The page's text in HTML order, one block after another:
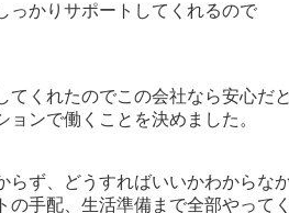
っかりサポートしてくれるので
てくれたのでこの会社なら安心だ
ンで働くことを決めました。
らず、どうすればいいかわからな
の手配、生活準備まで全部やって